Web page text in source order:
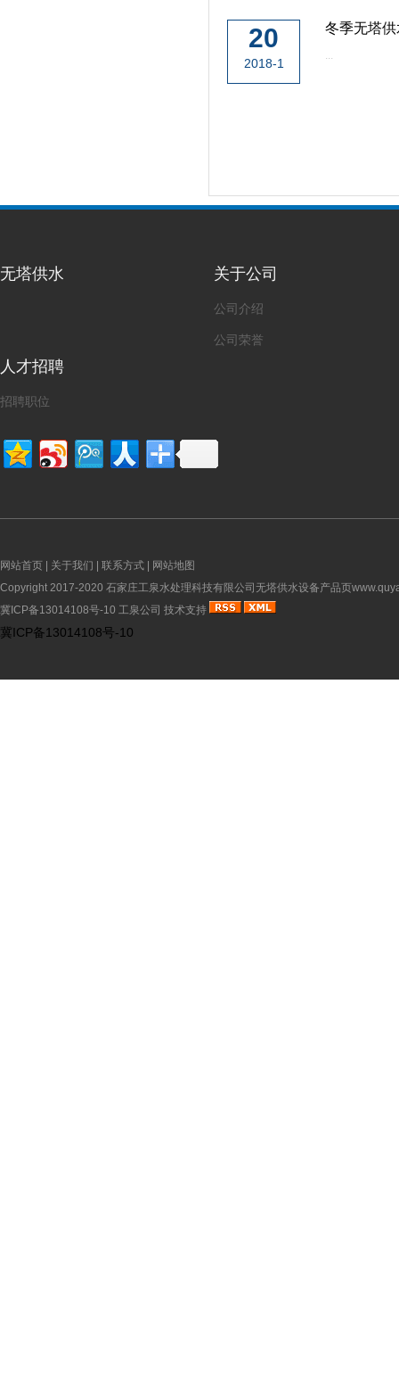
20
2018-1
冬季无塔
...
无塔供水 关于公司
公司介绍
公司荣誉
人才招聘
招聘职位
网站首页 关于我们 联系方式
网站地图
Copyright 2017-2020 石家庄工泉水处理科技有限公司无塔供水设备产品页
冀ICP备13014108号-10 工泉公司 技术支持
冀ICP备13014108号-10